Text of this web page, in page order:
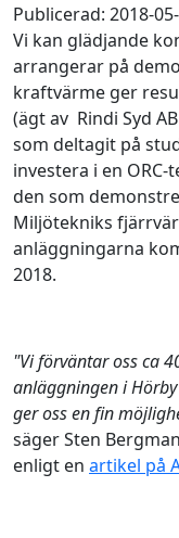
Publicerad: 2018-
Vi kan glädjande
arrangerar på
kraftvärme ger
(ägt av Rindi Syd
som deltagit på
investera i en
den som
Miljötekniks
anläggningarna
2018.
"Vi förväntar oss ca
anläggningen i
ger oss en fin
säger Sten
enligt en artikel på